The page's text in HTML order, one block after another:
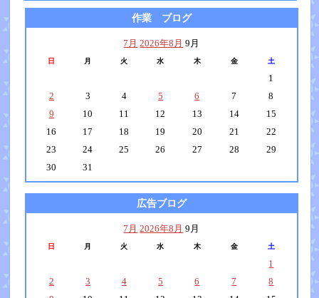
作業 ブログ
7月 2026年8月 9月
日 月 火 水 木 金 土
1
2
3 4 5 6 7
8
9
10 11 12 13 14
15
16
17 18 19 20 21
22
23
24 25 26 27 28
29
30
31
広告ブログ
7月 2026年8月 9月
日 月 火 水 木 金 土
1
2
3 4 5 6 7
8